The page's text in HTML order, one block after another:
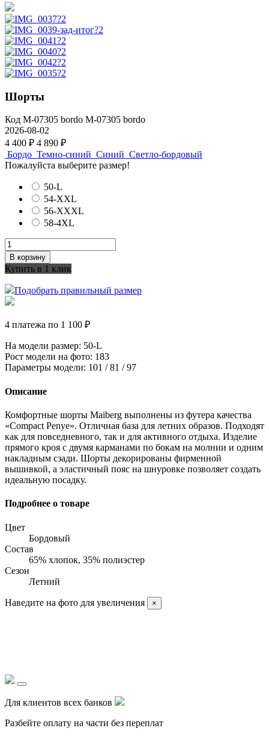
Шорты
Код M-07305 bordo M-07305 bordo
2026-08-02
4 400 ₽ 4 890 ₽
Бордо Темно-синий Синий Светло-бордовый
Пожалуйста выберите размер!
50-L
54-XXL
56-XXXL
58-4XL
В корзину
Купить в 1 клик
Подобрать правильный размер
4 платежа по 1 100 ₽
На модели размер: 50-L
Рост модели на фото: 183
Параметры модели: 101 / 81 / 97
Описание
Комфортные шорты Maiberg выполнены из футера качества
«Compact Penye». Отличная база для летних образов. Подходят
как для повседневного, так и для активного отдыха. Изделие
прямого кроя с двумя карманами по бокам на молнии и одним
накладным сзади. Шорты декорированы фирменной
вышивкой, а эластичный пояс на шнуровке позволяет создать
идеальную посадку.
Подробнее о товаре
Цвет
Бордовый
Состав
65% хлопок, 35% полиэстер
Сезон
Летний
Наведите на фото для увеличения ×
Для клиентов всех банков
Разбейте оплату на части без переплат